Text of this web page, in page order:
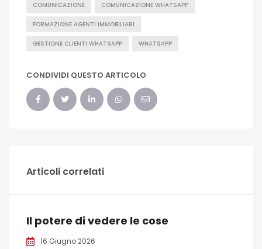
COMUNICAZIONE COMUNICAZIONE WHATSAPP
FORMAZIONE AGENTI IMMOBILIARI
GESTIONE CLIENTI WHATSAPP WHATSAPP
CONDIVIDI QUESTO ARTICOLO
Articoli correlati
Il potere di vedere le cose
16 Giugno 2026